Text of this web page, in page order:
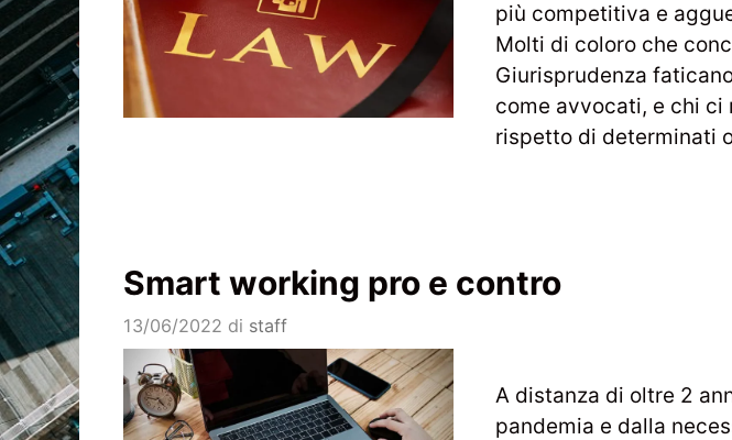
più competitiva e
Molti di coloro che
Giurisprudenza
come avvocati, e chi ci
rispetto di determinati
Smart working pro e contro
13/06/2022 di staff
A distanza di oltre 2
pandemia e dalla